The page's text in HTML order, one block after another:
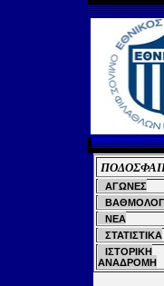
ΑΓΩΝΕΣ
ΝΕΑ
ΣΤΑΤΙΣΤΙΚΑ
ΙΣΤΟΡΙΚΗ
ΑΝΑΔΡΟΜΗ